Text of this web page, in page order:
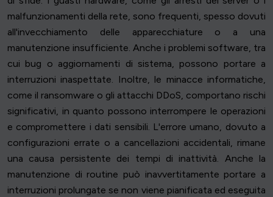
malfunzionamenti della rete, sono frequenti, spesso dovuti
all'invecchiamento delle apparecchiature o a una
manutenzione insufficiente. Anche i problemi software, tra
cui bug o aggiornamenti di sistema, possono portare a
interruzioni inaspettate. Inoltre, le minacce informatiche,
come il ransomware o gli attacchi DDoS, comportano rischi
significativi, in quanto possono interrompere le operazioni
e compromettere i dati sensibili. L'errore umano, dovuto a
configurazioni errate o a cancellazioni accidentali, rimane
una causa persistente dei tempi di inattività. Anche la
manutenzione di routine può inavvertitamente portare a
interruzioni prolungate se non viene pianificata ed eseguita